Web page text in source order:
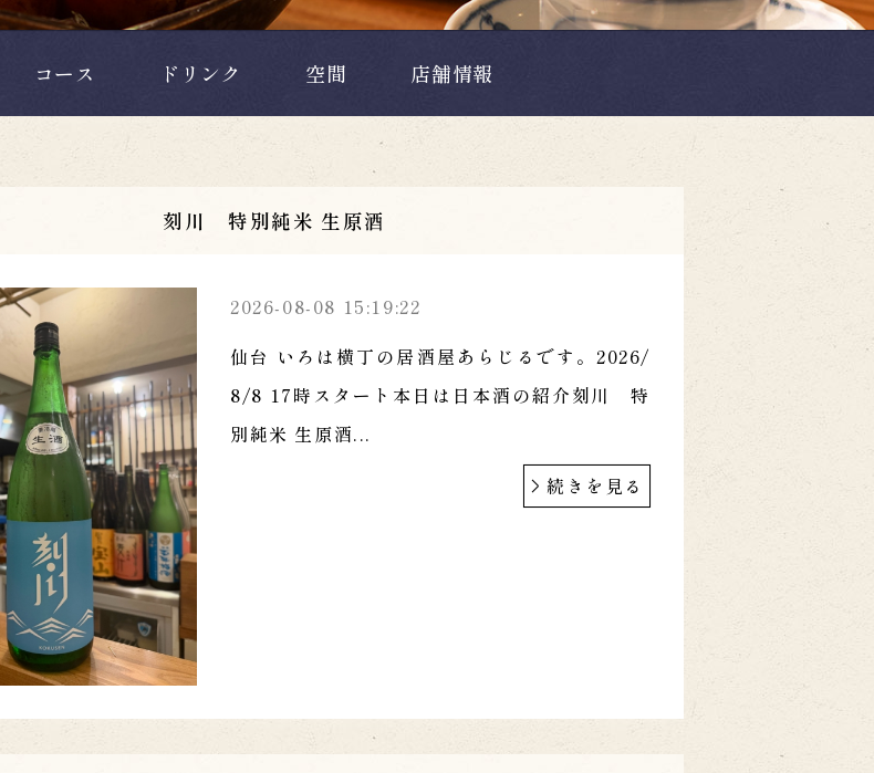
コース ドリンク 空間 店舗情報
刻川 特別純米 生原酒
2026-08-08 15:19:22
仙台 いろは横丁の居酒屋あらじるです。2026/
8/8 17時スタート本日は日本酒の紹介刻川 特
別純米 生原酒...
続きを見る